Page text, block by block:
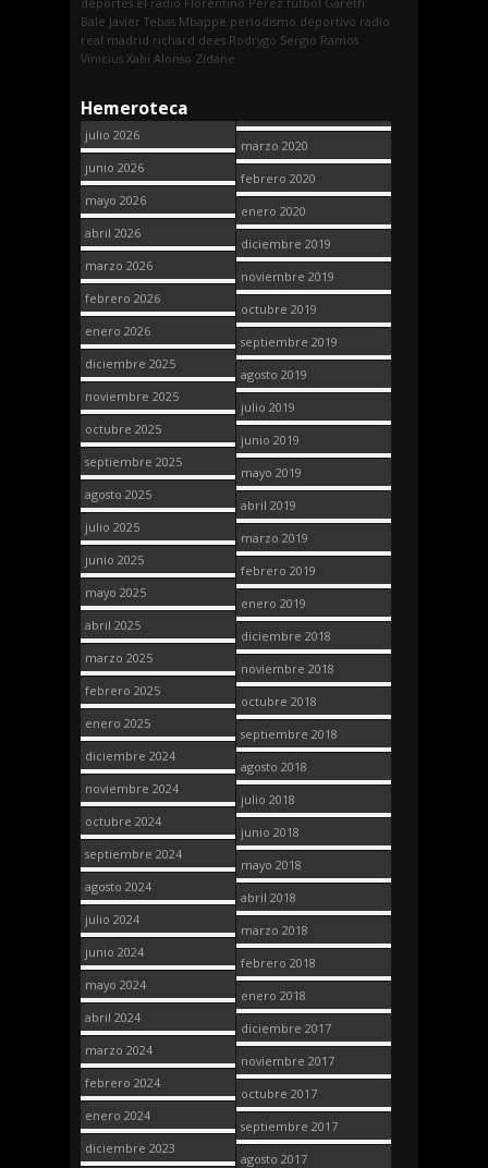
Bale Javier Tebas Mbappe periodismo deportivo radio
real madrid richard dees Rodrygo Sergio Ramos
Vinicius Xabi Alonso Zidane
Hemeroteca
julio 2026
junio 2026
mayo 2026
abril 2026
marzo 2026
febrero 2026
enero 2026
diciembre 2025
noviembre 2025
octubre 2025
septiembre 2025
agosto 2025
julio 2025
junio 2025
mayo 2025
abril 2025
marzo 2025
febrero 2025
enero 2025
diciembre 2024
noviembre 2024
octubre 2024
septiembre 2024
agosto 2024
julio 2024
junio 2024
mayo 2024
abril 2024
marzo 2024
febrero 2024
enero 2024
diciembre 2023
marzo 2020
febrero 2020
enero 2020
diciembre 2019
noviembre 2019
octubre 2019
septiembre 2019
agosto 2019
julio 2019
junio 2019
mayo 2019
abril 2019
marzo 2019
febrero 2019
enero 2019
diciembre 2018
noviembre 2018
octubre 2018
septiembre 2018
agosto 2018
julio 2018
junio 2018
mayo 2018
abril 2018
marzo 2018
febrero 2018
enero 2018
diciembre 2017
noviembre 2017
octubre 2017
septiembre 2017
agosto 2017